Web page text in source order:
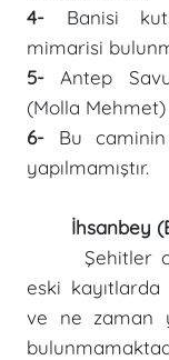
4- Banisi
mimarisi
5- Antep
(Molla Mehmet)
6- Bu
yapılmamıştır.
İhsanbey
Şehitler
eski
ve ne zaman